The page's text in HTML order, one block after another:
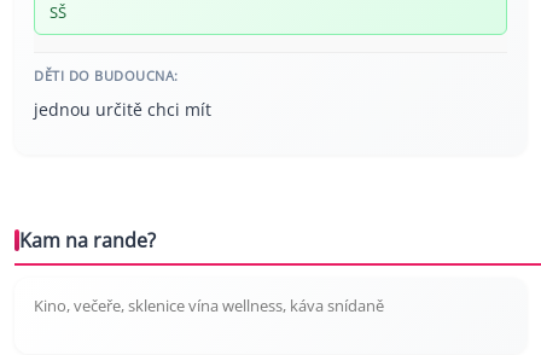
SŠ
DĚTI DO BUDOUCNA:
jednou určitě chci mít
Kam na rande?
Kino, večeře, sklenice vína wellness, káva snídaně